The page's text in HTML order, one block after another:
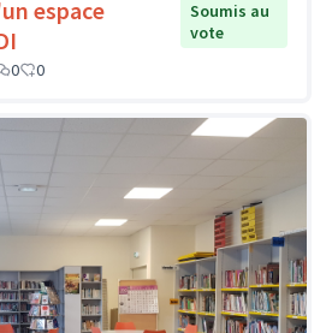
espace
Soumis au
vote
0 0